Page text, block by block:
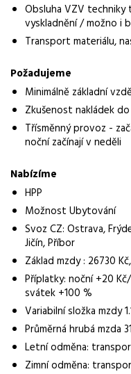
Obor / skupina
logistika
Lokalita nabídky
Ostrava
Kopřivnice
Manuvia DreamJob s.r.o.
Typ úvazku
Plný úvazek
Mzda
33 000 - 35 000 Kč
Směny
třísměnný provoz
Pracovní doba
5:55-13:55, 13:55-21:55,
Obsluha VZV techniky
vyskladnění / možno i
Transport materiálu,
Požadujeme
Minimálně základní
Zkušenost nakládek
Třísměnný provoz -
noční začínají v neděli
Nabízíme
HPP
Možnost Ubytování
Svoz CZ: Ostrava,
Jičín, Příbor
Základ mzdy : 26730 Kč,
Příplatky: noční +20
svátek +100 %
Variabilní složka mzdy
Průměrná hrubá mzda
Letní odměna:
Zimní odměna: